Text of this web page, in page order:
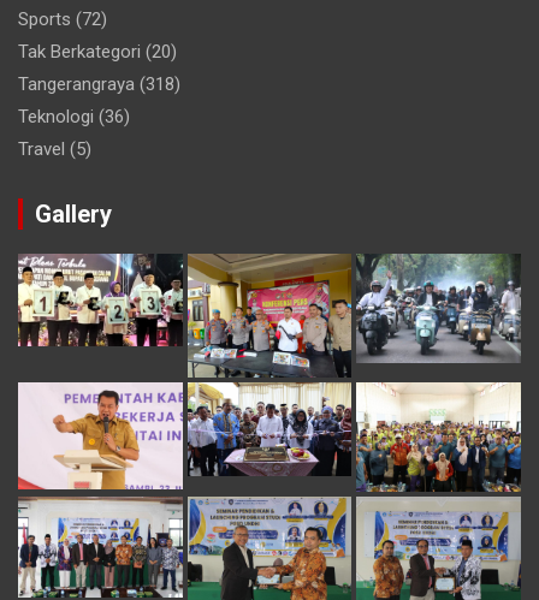
Sports (72)
Tak Berkategori (20)
Tangerangraya (318)
Teknologi (36)
Travel (5)
Gallery